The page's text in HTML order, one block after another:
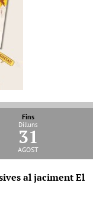
Fins
Dilluns
31
agost
al jaciment El